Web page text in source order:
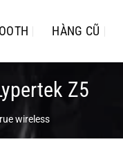
HÀNG CŨ
Z5
wireless